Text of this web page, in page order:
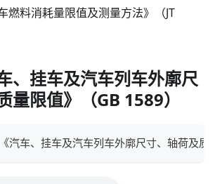
燃料消耗量限值及测量方法》（JT
、挂车及汽车列车外廓尺
量限值》（GB 1589）
汽车、挂车及汽车列车外廓尺寸、轴荷及